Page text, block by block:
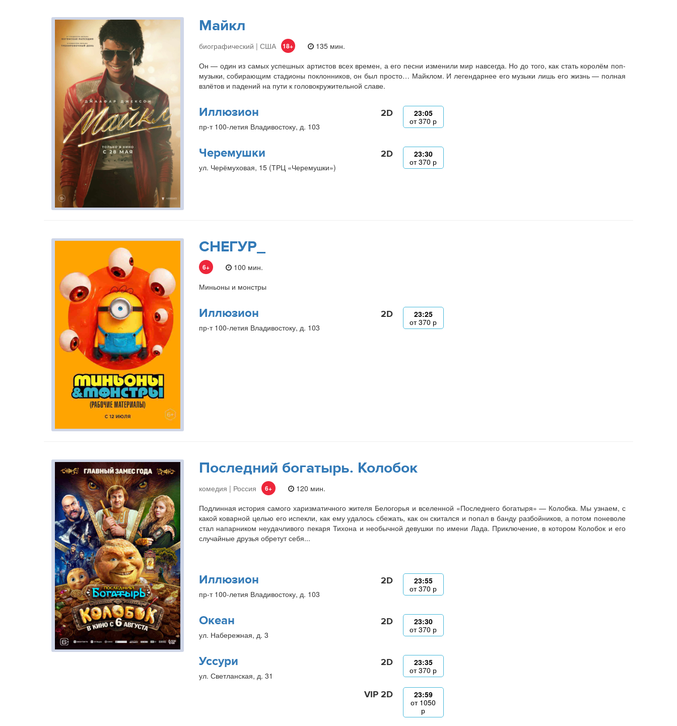
Майкл
биографический | США 18+
135 мин.
Он — один из самых успешных артистов всех времен, а его песни изменили мир навсегда. Но до того, как стать королём поп-
музыки, собирающим стадионы поклонников, он был просто… Майклом. И легендарнее его музыки лишь его жизнь — полная
взлётов и падений на пути к головокружительной славе.
Иллюзион
пр-т 100-летия Владивостоку, д. 103
2D
23:05
от370 р
Черемушки
ул. Черёмуховая, 15 (ТРЦ «Черемушки»)
2D
23:30
от370 р
СНЕГУР_
6+
100 мин.
Миньоны и монстры
Иллюзион
пр-т 100-летия Владивостоку, д. 103
2D
23:25
от370 р
Последний богатырь. Колобок
комедия | Россия 6+
120 мин.
Подлинная история самого харизматичного жителя Белогорья и вселенной «Последнего богатыря» — Колобка. Мы узнаем, с
какой коварной целью его испекли, как ему удалось сбежать, как он скитался и попал в банду разбойников, а потом поневоле
стал напарником неудачливого пекаря Тихона и необычной девушки по имени Лада. Приключение, в котором Колобок и его
случайные друзья обретут себя...
Иллюзион
пр-т 100-летия Владивостоку, д. 103
2D
23:55
от370 р
Океан
ул. Набережная, д. 3
2D
23:30
от370 р
Уссури
ул. Светланская, д. 31
2D
23:35
от370 р
VIP 2D
23:59
от 1050
р